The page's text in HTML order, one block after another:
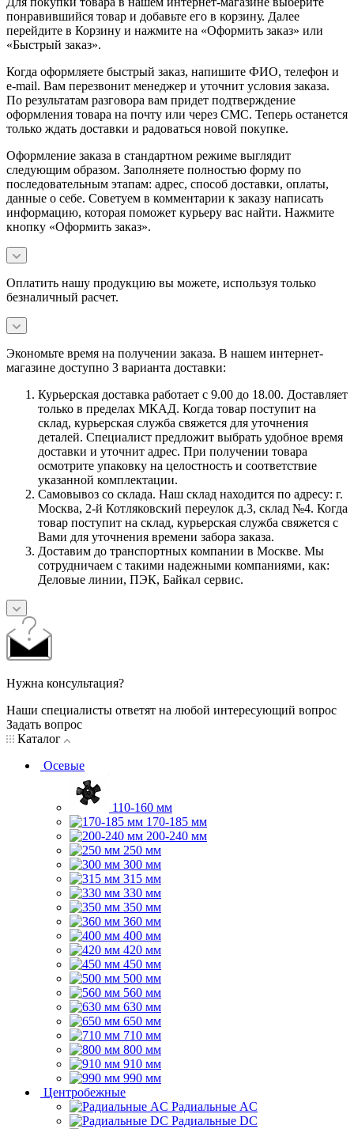
понравившийся товар и добавьте его в корзину. Далее
перейдите в Корзину и нажмите на «Оформить заказ» или
«Быстрый заказ».
Когда оформляете быстрый заказ, напишите ФИО, телефон и
e-mail. Вам перезвонит менеджер и уточнит условия заказа.
По результатам разговора вам придет подтверждение
оформления товара на почту или через СМС. Теперь останется
только ждать доставки и радоваться новой покупке.
Оформление заказа в стандартном режиме выглядит
следующим образом. Заполняете полностью форму по
последовательным этапам: адрес, способ доставки, оплаты,
данные о себе. Советуем в комментарии к заказу написать
информацию, которая поможет курьеру вас найти. Нажмите
кнопку «Оформить заказ».
Оплатить нашу продукцию вы можете, используя только
безналичный расчет.
Экономьте время на получении заказа. В нашем интернет-
магазине доступно 3 варианта доставки:
Курьерская доставка работает с 9.00 до 18.00. Доставляет
только в пределах МКАД. Когда товар поступит на
склад, курьерская служба свяжется для уточнения
деталей. Специалист предложит выбрать удобное время
доставки и уточнит адрес. При получении товара
осмотрите упаковку на целостность и соответствие
указанной комплектации.
Самовывоз со склада. Наш склад находится по адресу: г.
Москва, 2-й Котляковский переулок д.3, склад №4. Когда
товар поступит на склад, курьерская служба свяжется с
Вами для уточнения времени забора заказа.
Доставим до транспортных компании в Москве. Мы
сотрудничаем с такими надежными компаниями, как:
Деловые линии, ПЭК, Байкал сервис.
Нужна консультация?
Наши специалисты ответят на любой интересующий вопрос
Задать вопрос
Каталог
Осевые
110-160 мм
170-185 мм
200-240 мм
250 мм
300 мм
315 мм
330 мм
350 мм
360 мм
400 мм
420 мм
450 мм
500 мм
560 мм
630 мм
650 мм
710 мм
800 мм
910 мм
990 мм
Центробежные
Радиальные AC
Радиальные DC